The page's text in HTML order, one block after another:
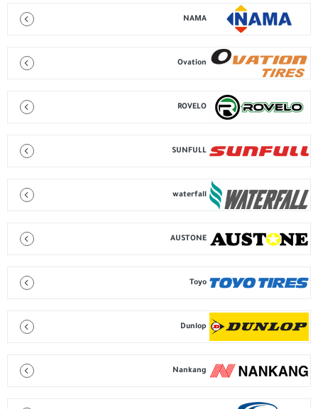
NAMA
Ovation
ROVELO
SUNFULL
waterfall
AUSTONE
Toyo
Dunlop
Nankang